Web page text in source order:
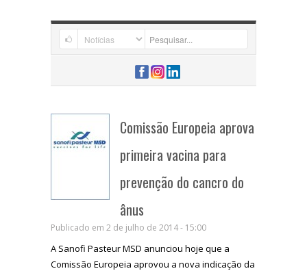
Comissão Europeia aprova
primeira vacina para
prevenção do cancro do
ânus
Publicado em 2 de julho de 2014 - 15:00
A Sanofi Pasteur MSD anunciou hoje que a
Comissão Europeia aprovou a nova indicação da